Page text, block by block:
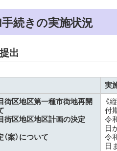
続きの実施状況
出
実
街区地区第一種市街地再開
街区地区地区計画の決定
案）について
《
付
令
日
令
日